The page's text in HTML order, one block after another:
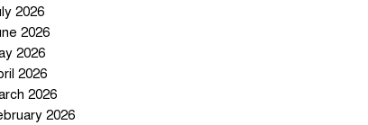
2026
2026
2026
2026
2026
2026